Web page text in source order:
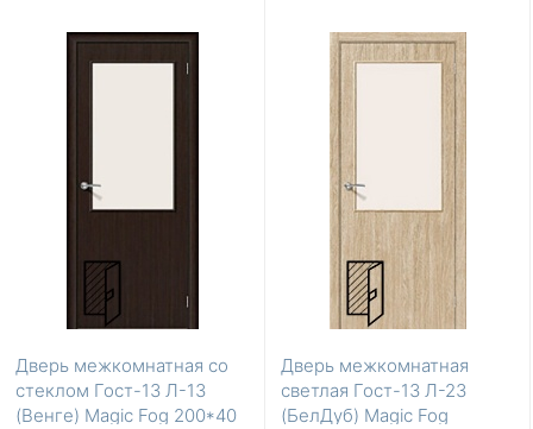
Дверь межкомнатная со
стеклом Гост-13 Л-13
(Венге) Magic Fog 200*40
Дверь межкомнатная
светлая Гост-13 Л-23
(БелДуб) Magic Fog